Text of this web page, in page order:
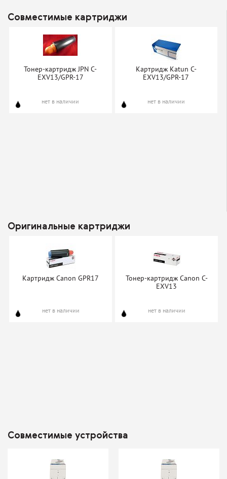
Совместимые картриджи
Тонер-картридж JPN C-
EXV13/GPR-17
нет в наличии
Картридж Katun С-
EXV13/GPR-17
нет в наличии
Оригинальные картриджи
Картридж Canon GPR17
нет в наличии
Тонер-картридж Canon C-
EXV13
нет в наличии
Совместимые устройства